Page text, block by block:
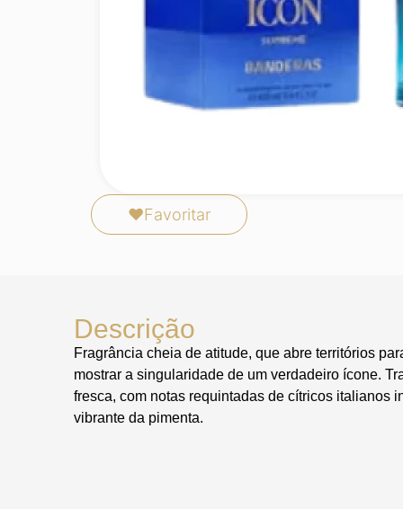
❤Favoritar
Descrição
Fragrância cheia de atitude, que abre territórios
mostrar a singularidade de um verdadeiro ícone.
fresca, com notas requintadas de cítricos italianos
vibrante da pimenta.